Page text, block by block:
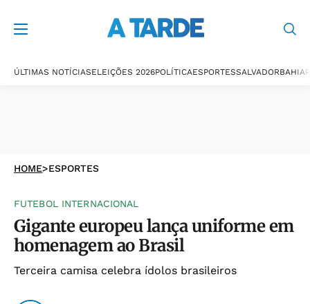
ÚLTIMAS NOTÍCIASELEIÇÕES 2026POLÍTICAESPORTESSALVADORBAHIA
HOME>ESPORTES
FUTEBOL INTERNACIONAL
Gigante europeu lança uniforme em
homenagem ao Brasil
Terceira camisa celebra ídolos brasileiros